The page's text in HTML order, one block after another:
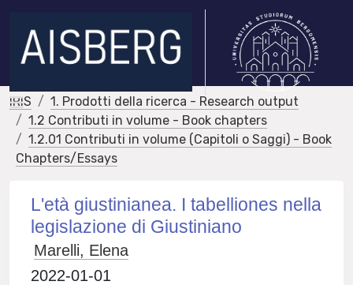
IRIS
1. Prodotti della ricerca - Research output
1.2 Contributi in volume - Book chapters
1.2.01 Contributi in volume (Capitoli o Saggi) - Book
Chapters/Essays
L'età giustinianea. I tabelliones nella
legislazione di Giustiniano
Marelli, Elena
2022-01-01